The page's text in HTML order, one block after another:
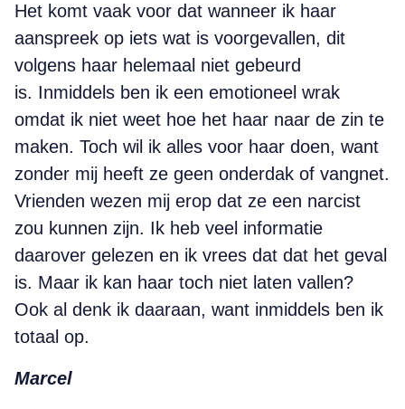
Het komt vaak voor dat wanneer ik haar
aanspreek op iets wat is voorgevallen, dit
volgens haar helemaal niet gebeurd
is. Inmiddels ben ik een emotioneel wrak
omdat ik niet weet hoe het haar naar de zin te
maken. Toch wil ik alles voor haar doen, want
zonder mij heeft ze geen onderdak of vangnet.
Vrienden wezen mij erop dat ze een narcist
zou kunnen zijn. Ik heb veel informatie
daarover gelezen en ik vrees dat dat het geval
is. Maar ik kan haar toch niet laten vallen?
Ook al denk ik daaraan, want inmiddels ben ik
totaal op.
Marcel